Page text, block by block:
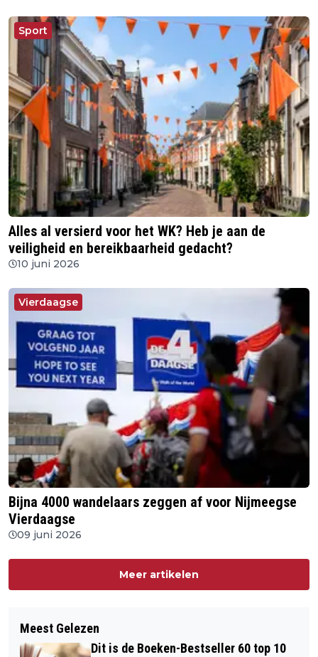
Sport
Alles al versierd voor het WK? Heb je aan de
veiligheid en bereikbaarheid gedacht?
10 juni 2026
Vierdaagse
Bijna 4000 wandelaars zeggen af voor Nijmeegse
Vierdaagse
09 juni 2026
Meer artikelen
Meest Gelezen
Dit is de Boeken-Bestseller 60 top 10